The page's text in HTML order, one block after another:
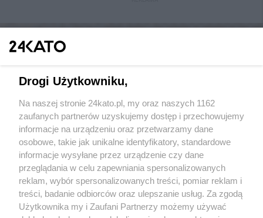
Wydawca mediów lokalnych
Nie zapomnij
zapoznać się z:
polityką prywatności regulamin korzystania z portali
Twojemiasto Skontakuj sięz nami
Drogi Użytkowniku,
Na naszej stronie 24kato.pl, my oraz naszych 1162
zaufanych partnerów uzyskujemy dostęp i przechowujemy
informacje na urządzeniu oraz przetwarzamy dane
osobowe, takie jak unikalne identyfikatory, standardowe
informacje wysyłane przez urządzenie czy dane
przeglądania w celu zapewniania spersonalizowanych
reklam, wybór spersonalizowanych treści, pomiar reklam i
treści, badanie odbiorców oraz ulepszanie usług. Za zgodą
Użytkownika my i Zaufani Partnerzy możemy używać